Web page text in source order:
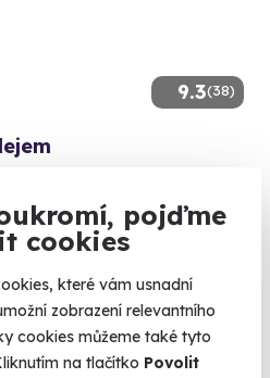
pojďme
cookies
které vám usnadní
zobrazení relevantního
cookies můžeme také tyto
na tlačítko Povolit
9.3(38)